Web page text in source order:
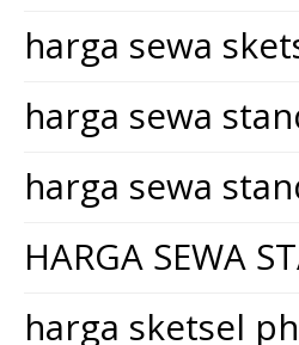
harga sewa
harga sewa
harga sewa
HARGA SEWA
harga sketsel